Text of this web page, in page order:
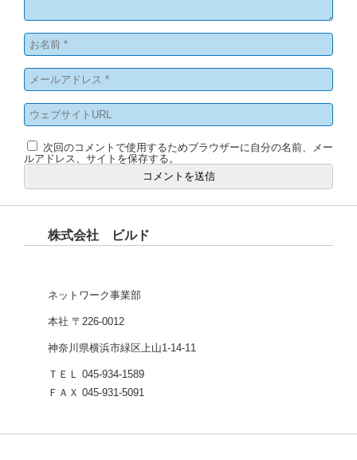
次回のコメントで使用するためブラウザーに自分の名前、メー
ルアドレス、サイトを保存する。
株式会社 ビルド
ネットワーク事業部
本社 〒226-0012
神奈川県横浜市緑区上山1-14-11
ＴＥＬ 045-934-1589
ＦＡＸ 045-931-5091